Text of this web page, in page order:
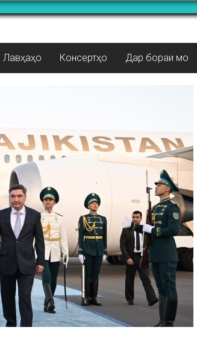
Лавҳаҳо Консертҳо Дар бораи мо